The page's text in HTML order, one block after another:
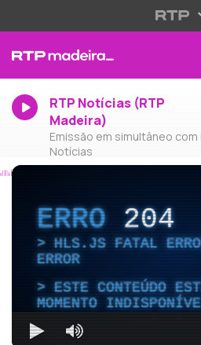
RTP Notícias (RTP
Madeira)
Emissão em simultâneo com
Notícias
ERRO204
HLS.JS FATAL
ERROR
ESTE CONTEÚDO
MOMENTO